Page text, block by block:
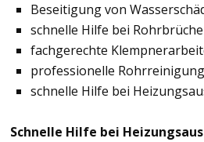
Beseitigung von
schnelle Hilfe bei
fachgerechte
professionelle Rohrreinigung
schnelle Hilfe bei
Schnelle Hilfe bei